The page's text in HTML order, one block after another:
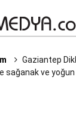
Gaziantep
sağanak ve